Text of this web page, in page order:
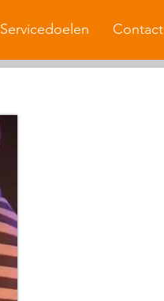
Servicedoelen Contact